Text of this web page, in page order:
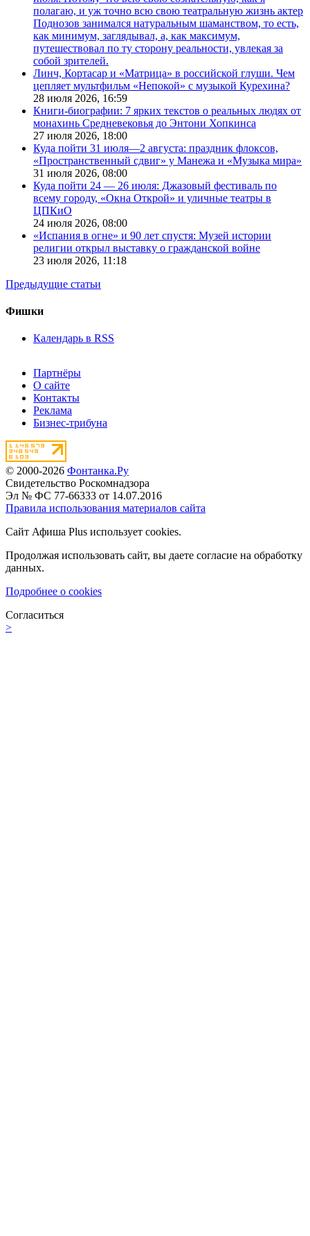
полагаю, и уж точно всю свою театральную жизнь актер
Поднозов занимался натуральным шаманством, то есть,
как минимум, заглядывал, а, как максимум,
путешествовал по ту сторону реальности, увлекая за
собой зрителей.
Линч, Кортасар и «Матрица» в российской глуши. Чем
цепляет мультфильм «Непокой» с музыкой Курехина?
28 июля 2026, 16:59
Книги-биографии: 7 ярких текстов о реальных людях от
монахинь Средневековья до Энтони Хопкинса
27 июля 2026, 18:00
Куда пойти 31 июля—2 августа: праздник флоксов,
«Пространственный сдвиг» у Манежа и «Музыка мира»
31 июля 2026, 08:00
Куда пойти 24 — 26 июля: Джазовый фестиваль по
всему городу, «Окна Открой» и уличные театры в
ЦПКиО
24 июля 2026, 08:00
«Испания в огне» и 90 лет спустя: Музей истории
религии открыл выставку о гражданской войне
23 июля 2026, 11:18
Предыдущие статьи
Фишки
Календарь в RSS
Партнёры
О сайте
Контакты
Реклама
Бизнес-трибуна
© 2000-2026 Фонтанка.Ру
Свидетельство Роскомнадзора
Эл № ФС 77-66333 от 14.07.2016
Правила использования материалов сайта
Сайт Афиша Plus использует cookies.
Продолжая использовать сайт, вы даете согласие на обработку
данных.
Подробнее о cookies
Согласиться
>